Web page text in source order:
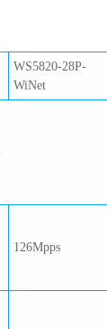
WS5820-28P-
WiNet
126Mpps